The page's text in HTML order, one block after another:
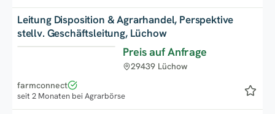
Leitung Disposition & Agrarhandel, Perspektive
stellv. Geschäftsleitung, Lüchow
Preis auf Anfrage
29439 Lüchow
farmconnect
seit 2 Monaten bei Agrarbörse